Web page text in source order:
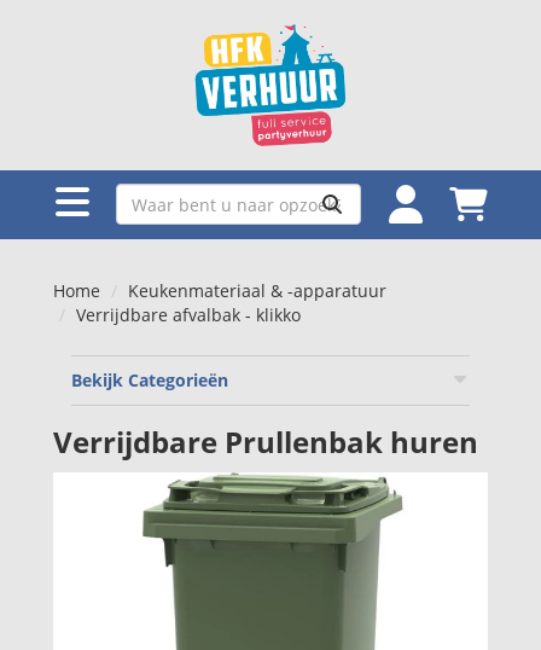
Home
Keukenmateriaal & -apparatuur
Verrijdbare afvalbak - klikko
Bekijk Categorieën
Verrijdbare Prullenbak huren